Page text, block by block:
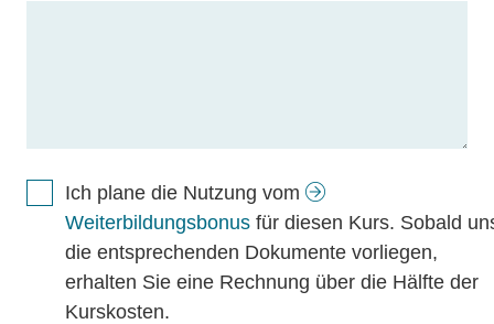
Ich plane die Nutzung vom
Weiterbildungsbonus für diesen Kurs. Sobald
die entsprechenden Dokumente vorliegen,
erhalten Sie eine Rechnung über die Hälfte der
Kurskosten.